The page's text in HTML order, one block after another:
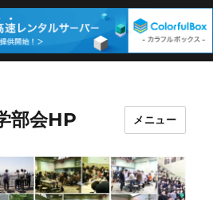
部会HP メニュー